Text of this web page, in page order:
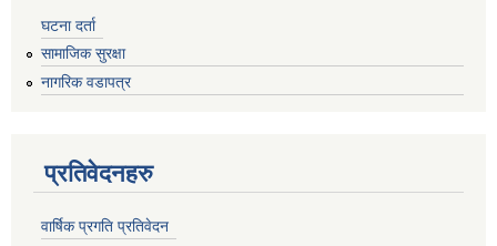
घटना दर्ता
सामाजिक सुरक्षा
नागरिक वडापत्र
प्रतिवेदनहरु
वार्षिक प्रगति प्रतिवेदन